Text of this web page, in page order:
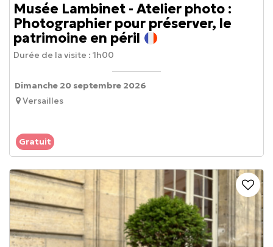
Musée Lambinet - Atelier photo :
Photographier pour préserver, le
patrimoine en péril
Versailles
Durée de la visite : 1h00
Gratuit
Dimanche 20 septembre 2026